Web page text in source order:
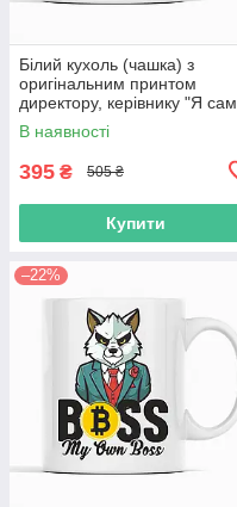
Білий кухоль (чашка) з
оригінальним принтом
директору, керівнику "Я сам
себе босс. I'm own boss"
В наявності
395 ₴ 505 ₴
Купити
–22%